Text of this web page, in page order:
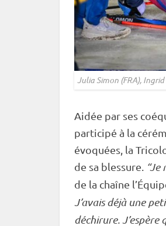
Julia Simon (FRA),
Aidée par ses
participé à la
évoquées, la
de sa blessure. “Je
de la chaîne
J’avais déjà une
déchirure. J’espère